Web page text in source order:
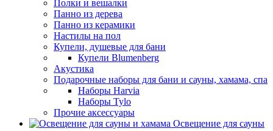
Полки и вешалки
Панно из дерева
Панно из керамики
Настилы на пол
Купели, душевые для бани
Купели Blumenberg
Акустика
Подарочные наборы для бани и сауны, хамама, спа
Наборы Harvia
Наборы Tylo
Прочие аксессуары
Освещение для сауны